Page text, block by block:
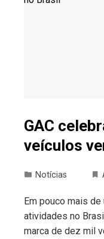
GAC
veículos
Notícias
Em pouco mais
atividades no
marca de dez mil